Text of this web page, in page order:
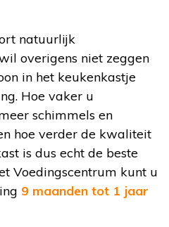
natuurlijk
overigens niet zeggen
in het keukenkastje
Hoe vaker u
schimmels en
hoe verder de kwaliteit
is dus echt de beste
Voedingscentrum kunt u
9 maanden tot 1 jaar